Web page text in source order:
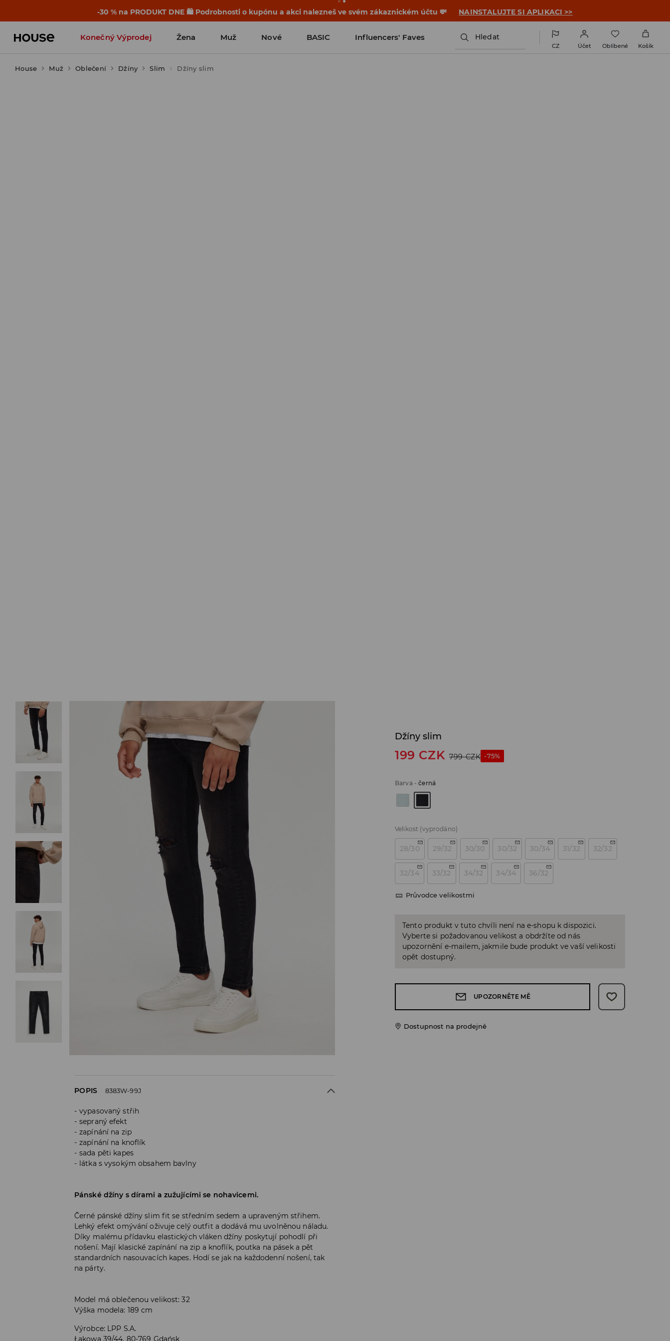
-30 % na PRODUKT DNE 🛍️ Podrobnosti o kupónu a akci nalezneš ve svém zákaznickém účtu 💸 NAINSTALUJTE SI APLIKACI >>
Konečný Výprodej Žena Muž Nové BASIC Influencers' Faves Hledat
CZ Účet Oblíbené Košík
House Muž Oblečení Džíny Slim Džíny slim
Džíny slim
199 CZK 799 CZK -75%
Barva -černá
Velikost (vyprodáno)
28/30 29/32 30/30 30/32 30/34 31/32 32/32
32/34 33/32 34/32 34/34 36/32
Průvodce velikostmi
Tento produkt v tuto chvíli není na e-shopu k dispozici.
Vyberte si požadovanou velikost a obdržíte od nás
upozornění e-mailem, jakmile bude produkt ve vaší velikosti
opět dostupný.
UPOZORNĚTE MĚ
Dostupnost na prodejně
POPIS 8383W-99J
vypasovaný střih
sepraný efekt
zapínání na zip
zapínání na knoflík
sada pěti kapes
látka s vysokým obsahem bavlny
Pánské džíny s dírami a zužujícími se nohavicemi.
Černé pánské džíny slim fit se středním sedem a upraveným střihem.
Lehký efekt omývání oživuje celý outfit a dodává mu uvolněnou náladu.
Díky malému přídavku elastických vláken džíny poskytují pohodlí při
nošení. Mají klasické zapínání na zip a knoflík, poutka na pásek a pět
standardních nasouvacích kapes. Hodí se jak na každodenní nošení, tak
na párty.
Model má oblečenou velikost: 32
Výška modela: 189 cm
Výrobce: LPP S.A.
Łąkowa 39/44, 80-769 Gdańsk